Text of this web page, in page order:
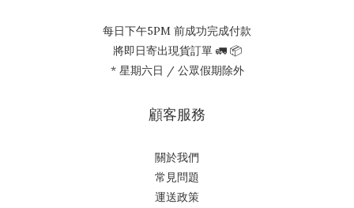
每日下午5PM 前成功完成付款
將即日寄出現貨訂單 🚛 📦
* 星期六日 / 公眾假期除外
顧客服務
關於我們
常見問題
運送政策